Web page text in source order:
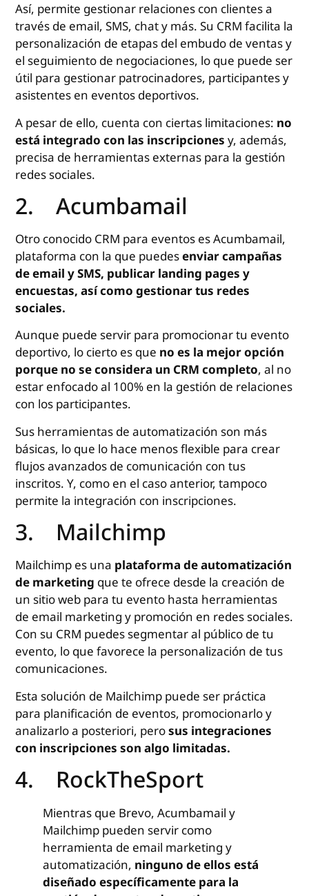
Así, permite gestionar relaciones con clientes a
través de email, SMS, chat y más. Su CRM facilita la
personalización de etapas del embudo de ventas y
el seguimiento de negociaciones, lo que puede ser
útil para gestionar patrocinadores, participantes y
asistentes en eventos deportivos.
A pesar de ello, cuenta con ciertas limitaciones: no
está integrado con las inscripciones y, además,
precisa de herramientas externas para la gestión
redes sociales.
2. Acumbamail
Otro conocido CRM para eventos es Acumbamail,
plataforma con la que puedesenviar campañas
de email y SMS, publicar landing pages y
encuestas, así como gestionar tus redes
sociales.
Aunque puede servir para promocionar tu evento
deportivo, lo cierto es que no es la mejor opción
porque no se considera un CRM completo, al no
estar enfocado al 100% en la gestión de relaciones
con los participantes.
Sus herramientas de automatización son más
básicas, lo que lo hace menos flexible para crear
flujos avanzados de comunicación con tus
inscritos. Y, como en el caso anterior, tampoco
permite la integración con inscripciones.
3. Mailchimp
Mailchimp es una plataforma de automatización
de marketing que te ofrece desde la creación de
un sitio web para tu evento hasta herramientas
de email marketing y promoción en redes sociales.
Con su CRM puedes segmentar al público de tu
evento, lo que favorece la personalización de tus
comunicaciones.
Esta solución de Mailchimp puede ser práctica
para planificación de eventos, promocionarlo y
analizarlo a posteriori, perosus integraciones
con inscripciones son algo limitadas.
4. RockTheSport
Mientras que Brevo, Acumbamail y
Mailchimp pueden servir como
herramienta de email marketing y
automatización, ninguno de ellos está
diseñado específicamente para la